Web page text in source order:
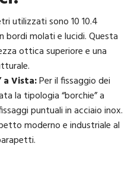
utilizzati sono 10 10.4
molati e lucidi. Questa
ottica superiore e una
a Vista:Per il fissaggio dei
la tipologia “borchie” a
puntuali in acciaio inox.
moderno e industriale al